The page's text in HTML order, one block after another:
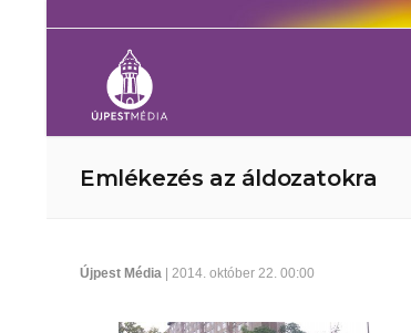
Emlékezés az áldozatokra
Újpest Média | 2014. október 22. 00:00